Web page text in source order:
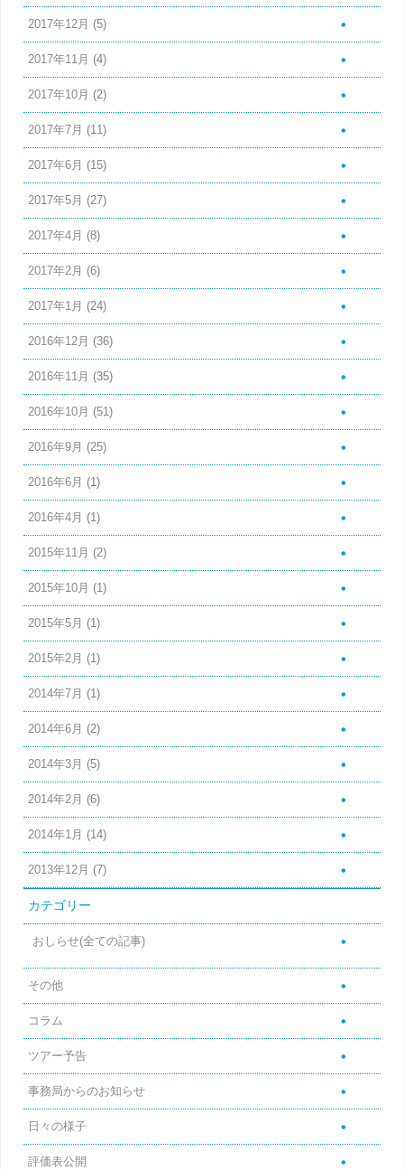
2017年12月 (5)
2017年11月 (4)
2017年10月 (2)
2017年7月 (11)
2017年6月 (15)
2017年5月 (27)
2017年4月 (8)
2017年2月 (6)
2017年1月 (24)
2016年12月 (36)
2016年11月 (35)
2016年10月 (51)
2016年9月 (25)
2016年6月 (1)
2016年4月 (1)
2015年11月 (2)
2015年10月 (1)
2015年5月 (1)
2015年2月 (1)
2014年7月 (1)
2014年6月 (2)
2014年3月 (5)
2014年2月 (6)
2014年1月 (14)
2013年12月 (7)
カテゴリー
おしらせ(全ての記事)
その他
コラム
ツアー予告
事務局からのお知らせ
日々の様子
評価表公開